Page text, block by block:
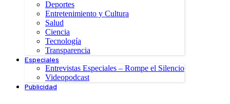
Deportes
Entretenimiento y Cultura
Salud
Ciencia
Tecnología
Transparencia
Especiales
Entrevistas Especiales – Rompe el Silencio
Videopodcast
Publicidad